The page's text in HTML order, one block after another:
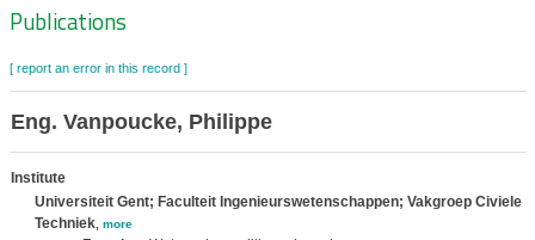
Zoeknavigatie
Publications
[ report an error in this record ]
Eng. Vanpoucke, Philippe
Institute
Universiteit Gent; Faculteit Ingenieurswetenschappen; Vakgroep Civiele
Techniek, more